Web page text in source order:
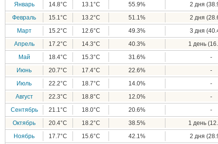
Январь
14.8°C 13.1°C 55.9%
2 дня
Февраль
15.1°C 13.2°C 51.1%
2 дня
Март
15.2°C 12.6°C 49.3%
3 дня
Апрель
17.2°C 14.3°C 40.3%
1 день
Май
18.4°C 15.3°C 31.6%
-
Июнь
20.7°C 17.4°C 22.6%
-
Июль
22.2°C 18.7°C 14.0%
-
Август
22.3°C 18.8°C 12.0%
-
Сентябрь
21.1°C 18.0°C 20.6%
-
Октябрь
20.4°C 18.2°C 38.5%
1 день
Ноябрь
17.7°C 15.6°C 42.1%
2 дня